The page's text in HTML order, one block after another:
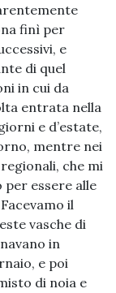
finì per
e
di quel
in cui da
entrata nella
e d’estate,
mentre nei
che mi
per essere alle
il
vasche di
in
e poi
di noia e